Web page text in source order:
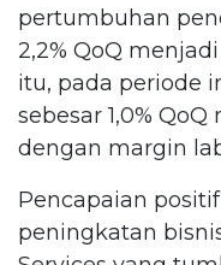
pertumbuhan
2,2% QoQ
itu, pada periode
sebesar 1,0%
dengan margin
Pencapaian
peningkatan